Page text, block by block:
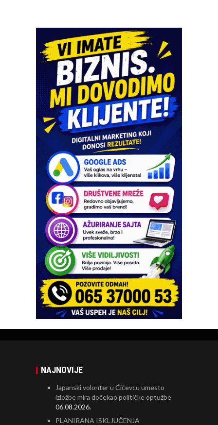
NAJNOVIJE
Japanski volonter u Ćićevcu umesto
izložbe mira dočekao političke optužbe
06.08.2026.
PLANIRANA ISKLJUČENJA